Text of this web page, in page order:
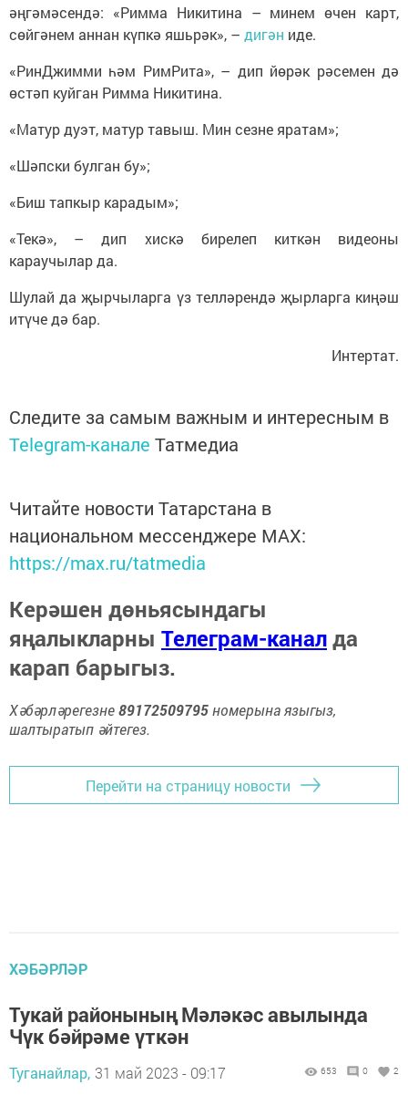
әңгәмәсендә: «Римма Никитина – минем өчен карт,
сөйгәнем аннан күпкә яшьрәк», – дигән иде.
«РинДжимми һәм РимРита», – дип йөрәк рәсемен дә
өстәп куйган Римма Никитина.
«Матур дуэт, матур тавыш. Мин сезне яратам»;
«Шәпски булган бу»;
«Биш тапкыр карадым»;
«Текә», – дип хискә бирелеп киткән видеоны
караучылар да.
Шулай да җырчыларга үз телләрендә җырларга киңәш
итүче дә бар.
Интертат.
Следите за самым важным и интересным в
Telegram-канале Татмедиа
Читайте новости Татарстана в
национальном мессенджере MАХ:
https://max.ru/tatmedia
Керәшен дөньясындагы
яңалыкларны Телеграм-каналда
карап барыгыз.
Хәбәрләрегезне89172509795номерына языгыз,
шалтыратып әйтегез.
Перейти на страницу новости
ХӘБӘРЛӘР
Тукай районының Мәләкәс авылында
Чүк бәйрәме үткән
Туганайлар, 31 май 2023 - 09:17 653 0 2